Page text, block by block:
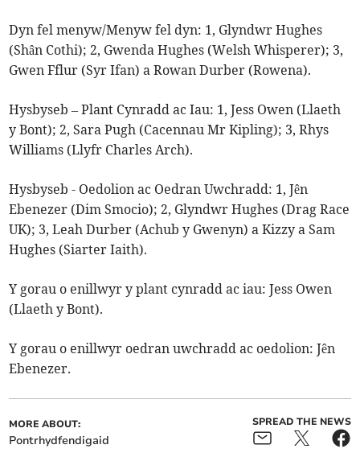
Dyn fel menyw/Menyw fel dyn: 1, Glyndwr Hughes
(Shân Cothi); 2, Gwenda Hughes (Welsh Whisperer); 3,
Gwen Fflur (Syr Ifan) a Rowan Durber (Rowena).
Hysbyseb – Plant Cynradd ac Iau: 1, Jess Owen (Llaeth
y Bont); 2, Sara Pugh (Cacennau Mr Kipling); 3, Rhys
Williams (Llyfr Charles Arch).
Hysbyseb - Oedolion ac Oedran Uwchradd: 1, Jên
Ebenezer (Dim Smocio); 2, Glyndwr Hughes (Drag Race
UK); 3, Leah Durber (Achub y Gwenyn) a Kizzy a Sam
Hughes (Siarter Iaith).
Y gorau o enillwyr y plant cynradd ac iau: Jess Owen
(Llaeth y Bont).
Y gorau o enillwyr oedran uwchradd ac oedolion: Jên
Ebenezer.
MORE ABOUT:
Pontrhydfendigaid
SPREAD THE NEWS